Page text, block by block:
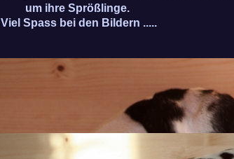
um ihre Sprößlinge.
Viel Spass bei den Bildern .....